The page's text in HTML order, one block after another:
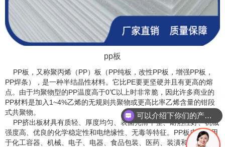
pp板
PP板，又称聚丙烯（PP）板（PP纯板，改性PP板，增强PP板，
PP焊条），是一种半结晶性材料。它比PE要更坚硬并且有更高的熔
点。由于均聚物型的PP温度高于0℃以上时非常脆，因此许多商业的
PP材料是加入1~4%乙烯的无规则共聚物或更高比率乙烯含量的钳段
式共聚物。
PP挤出板材具有质轻、厚度均匀、表面光滑平整、耐热性好、机械
强度高、优良的化学稳定性和电绝缘性、无毒等特征。PP板广泛应用
于化工容器、机械、电子、电器、食品包装、医药、装潢和水处理等
可以介绍下你们的产品么？